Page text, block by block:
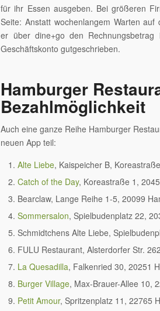
für ihr Essen ausgeben. Bei größeren
Seite: Anstatt wochenlangem Warten
er über dine+go den
Geschäftskonto gutgeschrieben.
Hamburger
Bezahlmöglichkeit
Auch eine ganze Reihe Hamburger
neuen App teil:
Alte Liebe, Kaispeicher B,
Catch of the Day, Koreastraße 1,
Bearclaw, Lange Reihe 1-5, 20099
Sommersalon, Spielbudenplatz 22,
Schmidtchens Alte Liebe,
FULU Restaurant, Alsterdorfer Str.
La Quesadilla, Falkenried 30, 20251
Burger Village, Max-Brauer-Allee 10,
Petit Amour, Spritzenplatz 11, 22765